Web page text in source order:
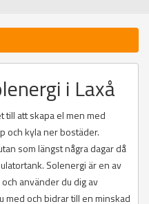
i Laxå
till att skapa el men med
och kyla ner bostäder.
som längst några dagar då
Solenergi är en av
använder du dig av
med och bidrar till en minskad